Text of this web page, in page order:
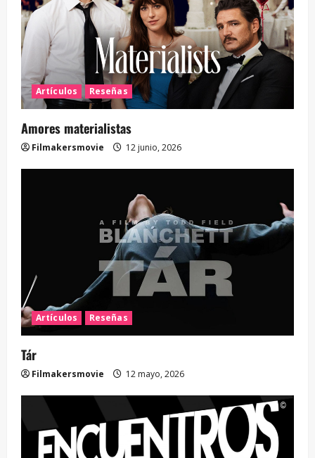
Artículos Reseñas
Amores materialistas
Filmakersmovie 12 junio, 2026
Artículos Reseñas
Tár
Filmakersmovie 12 mayo, 2026